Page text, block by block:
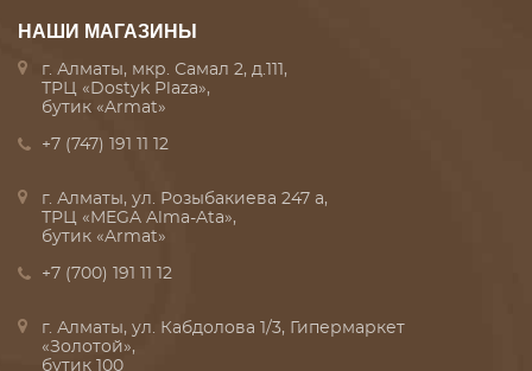
НАШИ МАГАЗИНЫ
г. Алматы, мкр. Самал 2, д.111,
ТРЦ «Dostyk Plaza»,
бутик «Armat»
+7 (747) 191 11 12
г. Алматы, ул. Розыбакиева 247 а,
ТРЦ «MEGA Alma-Ata»,
бутик «Armat»
+7 (700) 191 11 12
г. Алматы, ул. Кабдолова 1/3, Гипермаркет
«Золотой»,
бутик 100